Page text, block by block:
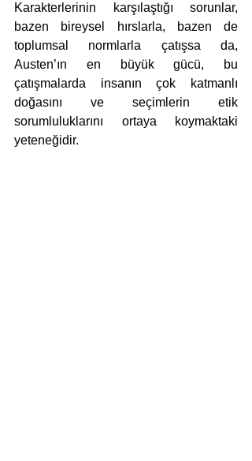
Karakterlerinin karşılaştığı sorunlar,
bazen bireysel hırslarla, bazen de
toplumsal normlarla çatışsa da,
Austen’ın en büyük gücü, bu
çatışmalarda insanın çok katmanlı
doğasını ve seçimlerin etik
sorumluluklarını ortaya koymaktaki
yeteneğidir.